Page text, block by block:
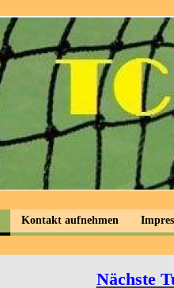
Kontakt aufnehmen
Nächste